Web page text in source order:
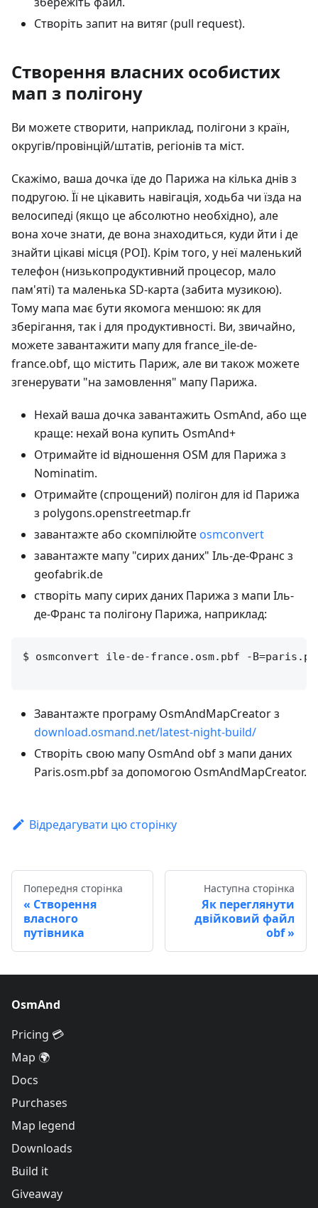
Створіть запит на витяг (pull request).
Створення власних особистих
мап з полігону
Ви можете створити, наприклад, полігони з країн,
округів/провінцій/штатів, регіонів та міст.
Скажімо, ваша дочка їде до Парижа на кілька днів з
подругою. Її не цікавить навігація, ходьба чи їзда на
велосипеді (якщо це абсолютно необхідно), але
вона хоче знати, де вона знаходиться, куди йти і де
знайти цікаві місця (POI). Крім того, у неї маленький
телефон (низькопродуктивний процесор, мало
пам'яті) та маленька SD-карта (забита музикою).
Тому мапа має бути якомога меншою: як для
зберігання, так і для продуктивності. Ви, звичайно,
можете завантажити мапу для france_ile-de-
france.obf, що містить Париж, але ви також можете
згенерувати "на замовлення" мапу Парижа.
Нехай ваша дочка завантажить OsmAnd, або ще
краще: нехай вона купить OsmAnd+
Отримайте id відношення OSM для Парижа з
Nominatim.
Отримайте (спрощений) полігон для id Парижа
з polygons.openstreetmap.fr
завантажте або скомпілюйте osmconvert
завантажте мапу "сирих даних" Іль-де-Франс з
geofabrik.de
створіть мапу сирих даних Парижа з мапи Іль-
де-Франс та полігону Парижа, наприклад:
$ osmconvert ile-de-france.osm.pbf -
Завантажте програму OsmAndMapCreator з
download.osmand.net/latest-night-build/
Створіть свою мапу OsmAnd obf з мапи даних
Paris.osm.pbf за допомогою OsmAndMapCreator.
Відредагувати цю сторінку
Попередня сторінка
Створення
власного
путівника
Наступна сторінка
Як переглянути
двійковий файл
obf
OsmAnd
Pricing 💳
Map 🌍
Docs
Purchases
Map legend
Downloads
Build it
Giveaway